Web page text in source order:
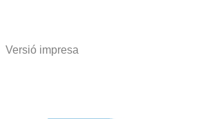
Versió impresa